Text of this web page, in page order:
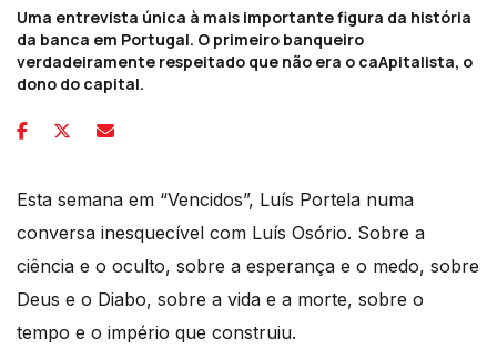
Uma entrevista única à mais importante figura da história
da banca em Portugal. O primeiro banqueiro
verdadeiramente respeitado que não era o caApitalista, o
dono do capital.
Esta semana em “Vencidos”, Luís Portela numa
conversa inesquecível com Luís Osório. Sobre a
ciência e o oculto, sobre a esperança e o medo, sobre
Deus e o Diabo, sobre a vida e a morte, sobre o
tempo e o império que construiu.